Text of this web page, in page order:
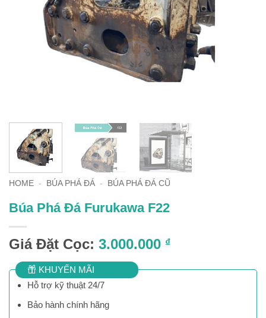
HOME - BÚA PHÁ ĐÁ - BÚA PHÁ ĐÁ CŨ
Búa Phá Đá Furukawa F22
Giá Đặt Cọc: 3.000.000 ₫
KHUYẾN MÃI
Hỗ trợ kỹ thuật 24/7
Bảo hành chính hãng